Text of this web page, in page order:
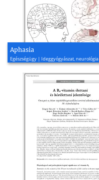
Aphasia
Egészségügy | Ideggyógyászat, neurológia